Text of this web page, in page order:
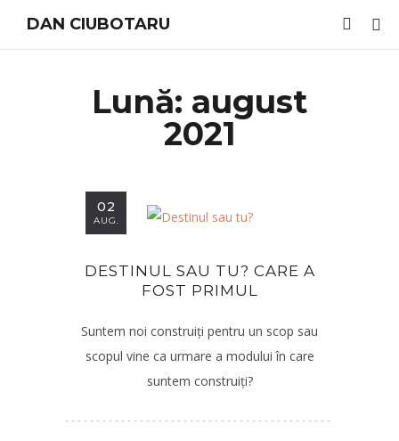
DAN CIUBOTARU
Lună: august
2021
02
AUG.
DESTINUL SAU TU? CARE A
FOST PRIMUL
Suntem noi construiți pentru un scop sau
scopul vine ca urmare a modului în care
suntem construiți?